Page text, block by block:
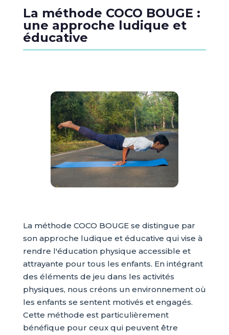
La méthode COCO BOUGE :
une approche ludique et
éducative
La méthode COCO BOUGE se distingue par
son approche ludique et éducative qui vise à
rendre l'éducation physique accessible et
attrayante pour tous les enfants. En intégrant
des éléments de jeu dans les activités
physiques, nous créons un environnement où
les enfants se sentent motivés et engagés.
Cette méthode est particulièrement
bénéfique pour ceux qui peuvent être